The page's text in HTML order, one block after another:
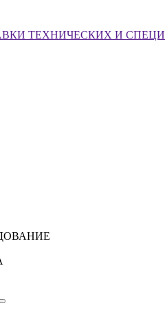
ТЕХНИЧЕСКИХ И